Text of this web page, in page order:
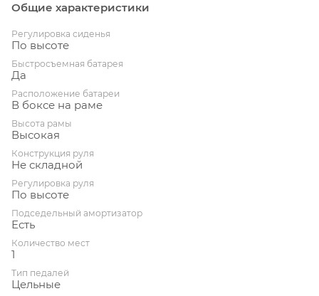
Общие характеристики
Регулировка сиденья
По высоте
Быстросъемная батарея
Да
Расположение батареи
В боксе на раме
Высота рамы
Высокая
Конструкция руля
Не складной
Регулировка руля
По высоте
Подседельный амортизатор
Есть
Количество мест
1
Тип педалей
Цельные